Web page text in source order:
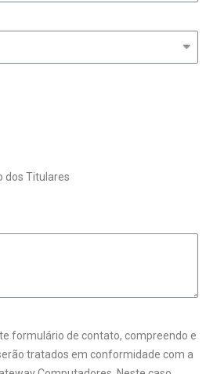
dos Titulares
formulário de contato, compreendo e
tratados em conformidade com a